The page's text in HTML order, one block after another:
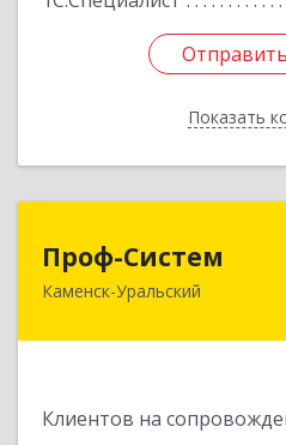
Показать
Проф-Систем
Каменск-Уральский
Клиентов на
623406, Свердловская